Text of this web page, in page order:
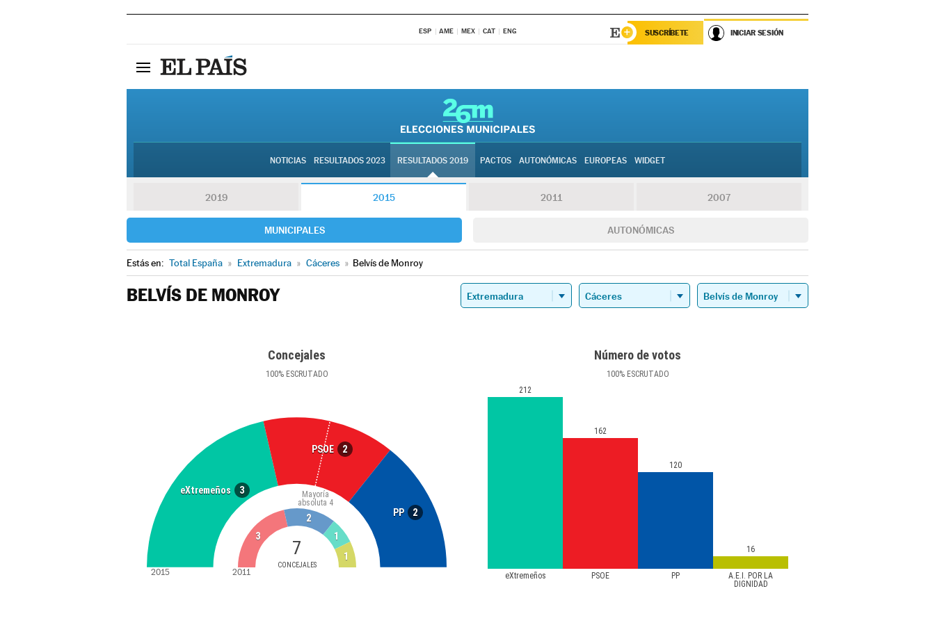
ESP AME MEX CAT ENG SUSCRÍBETE INICIAR SESIÓN
NOTICIAS RESULTADOS 2023 RESULTADOS 2019 PACTOS AUTONÓMICAS EUROPEAS WIDGET
2019 2015 2011 2007
MUNICIPALES AUTONÓMICAS
Estás en: Total España » Extremadura » Cáceres » Belvís de Monroy
BELVÍS DE MONROY
Concejales
100%ESCRUTADO
eXtremeños 3
PSOE 2
PP 2
7
CONCEJALES
Mayoría
absoluta 4
3
2
1
1
2015 2011
Número de votos
100%ESCRUTADO
eXtremeños PSOE PP
A.E.I. POR LA
DIGNIDAD
212
162
120
16